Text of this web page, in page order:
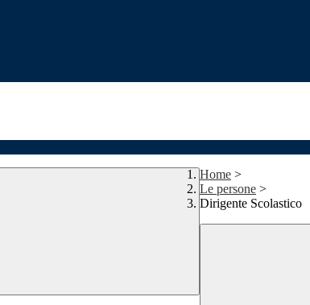
Home >
Le persone >
Dirigente Scolastico